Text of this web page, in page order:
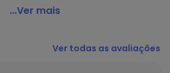
Viscotorcion Básica Amarelo
4% elastano 96% viscose
...Ver mais
Ver todas as avaliações